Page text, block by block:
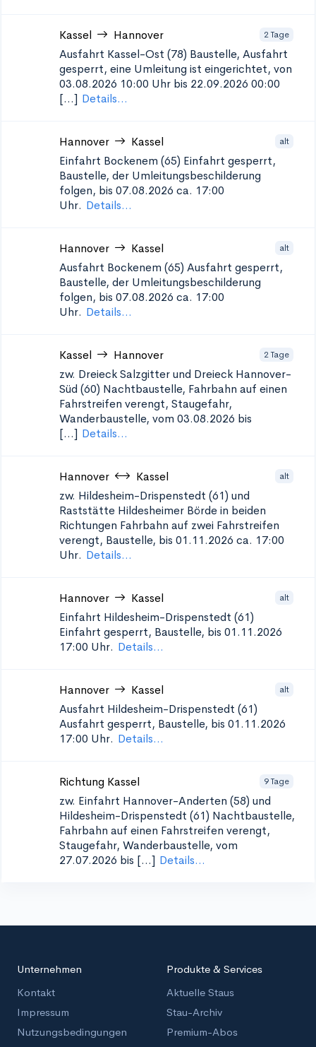
Kassel Hannover 2 Tage
Ausfahrt Kassel-Ost (78) Baustelle, Ausfahrt
gesperrt, eine Umleitung ist eingerichtet, von
03.08.2026 10:00 Uhr bis 22.09.2026 00:00
[...] Details...
Hannover Kassel alt
Einfahrt Bockenem (65) Einfahrt gesperrt,
Baustelle, der Umleitungsbeschilderung
folgen, bis 07.08.2026 ca. 17:00
Uhr. Details...
Hannover Kassel alt
Ausfahrt Bockenem (65) Ausfahrt gesperrt,
Baustelle, der Umleitungsbeschilderung
folgen, bis 07.08.2026 ca. 17:00
Uhr. Details...
Kassel Hannover 2 Tage
zw. Dreieck Salzgitter und Dreieck Hannover-
Süd (60) Nachtbaustelle, Fahrbahn auf einen
Fahrstreifen verengt, Staugefahr,
Wanderbaustelle, vom 03.08.2026 bis
[...] Details...
Hannover Kassel alt
zw. Hildesheim-Drispenstedt (61) und
Raststätte Hildesheimer Börde in beiden
Richtungen Fahrbahn auf zwei Fahrstreifen
verengt, Baustelle, bis 01.11.2026 ca. 17:00
Uhr. Details...
Hannover Kassel alt
Einfahrt Hildesheim-Drispenstedt (61)
Einfahrt gesperrt, Baustelle, bis 01.11.2026
17:00 Uhr. Details...
Hannover Kassel alt
Ausfahrt Hildesheim-Drispenstedt (61)
Ausfahrt gesperrt, Baustelle, bis 01.11.2026
17:00 Uhr. Details...
Richtung Kassel 9 Tage
zw. Einfahrt Hannover-Anderten (58) und
Hildesheim-Drispenstedt (61) Nachtbaustelle,
Fahrbahn auf einen Fahrstreifen verengt,
Staugefahr, Wanderbaustelle, vom
27.07.2026 bis [...] Details...
Unternehmen
Kontakt
Impressum
Nutzungsbedingungen
Produkte & Services
Aktuelle Staus
Stau-Archiv
Premium-Abos